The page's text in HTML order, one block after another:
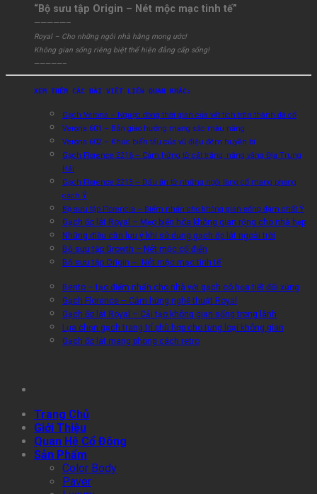
“Bộ sưu tập Origin – Nét mộc mạc tinh tế”
—————–
Royal – Cho những ngôi nhà hằng mong ước!
Không gian sống riêng biệt thể hiện đẳng cấp sống!
—————–
XEM THÊM CÁC BÀI VIẾT LIÊN QUAN KHÁC:
Gạch Verona – Ngược dòng thời gian của vết tích trên thành đá cổ
Verona 601 – Bản giao hưởng mang sắc màu nắng
Verona 602 – Khúc biến tấu của vũ điệu đêm huyền bí
Gạch Florence 2216 – Cảm hứng từ cát trắng, nắng vàng Địa Trung
Hải
Gạch Florence 2213 – Dấu ấn từ những ngôi làng cổ mang phong
cách Ý
Bộ sưu tập Florencia – Điểm nhấn cho không gian sống đậm chất Ý
Gạch ốp lát Royal – Mẹo biến hóa không gian rộng cho nhà hẹp
Những điều cần lưu ý khi sử dụng gạch ốp lát ngoài trời
Bộ sưu tập Growth – Nét mộc cổ điển
Bộ sưu tập Origin – Nét mộc mạc tinh tế
Bento – tạo điểm nhấn cho nhà với gạch có họa tiết đối xứng
Gạch Florence – Cảm hứng nghệ thuật Royal
Gạch ốp lát Royal – Cải tạo không gian sống trong lành
Lựa chọn gạch trang trí phù hợp cho từng loại không gian
Gạch ốp lát mang phong cách retro
Trang Chủ
Giới Thiệu
Quan Hệ Cổ Đông
Sản Phẩm
Color Body
Paver